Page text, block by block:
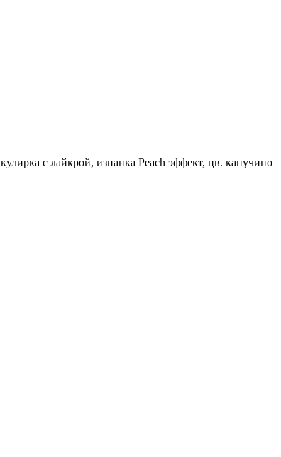
кулирка с лайкрой, изнанка Peach эффект, цв. капучино